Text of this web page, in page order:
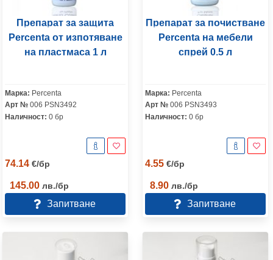
Препарат за защита
Percenta от изпотяване
на пластмаса 1 л
Марка: Percenta
Арт № 006 PSN3492
Наличност: 0 бр
74.14 €/бр
145.00 лв./бр
Запитване
Препарат за почистване
Percenta на мебели
спрей 0.5 л
Марка: Percenta
Арт № 006 PSN3493
Наличност: 0 бр
4.55 €/бр
8.90 лв./бр
Запитване